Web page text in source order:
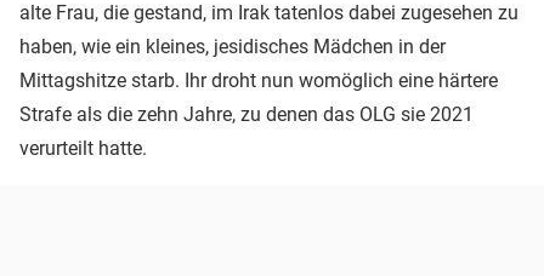
alte Frau, die gestand, im Irak tatenlos dabei zugesehen zu
haben, wie ein kleines, jesidisches Mädchen in der
Mittagshitze starb. Ihr droht nun womöglich eine härtere
Strafe als die zehn Jahre, zu denen das OLG sie 2021
verurteilt hatte.